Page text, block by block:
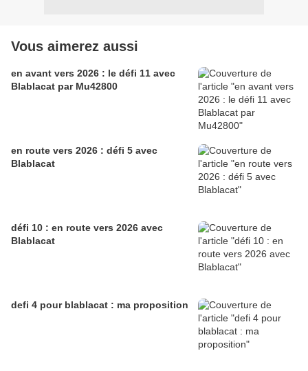
Vous aimerez aussi
en avant vers 2026 : le défi 11 avec
Blablacat par Mu42800
en route vers 2026 : défi 5 avec
Blablacat
défi 10 : en route vers 2026 avec
Blablacat
defi 4 pour blablacat : ma proposition